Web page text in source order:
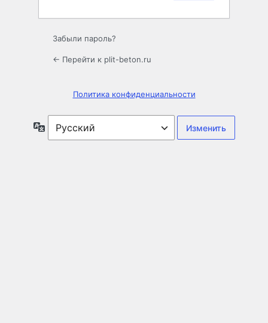
Забыли пароль?
← Перейти к plit-beton.ru
Политика конфиденциальности
Язык